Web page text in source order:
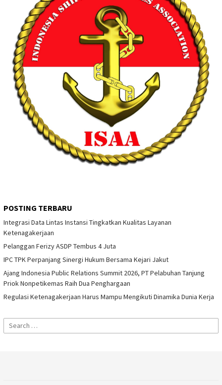
POSTING TERBARU
Integrasi Data Lintas Instansi Tingkatkan Kualitas Layanan
Ketenagakerjaan
Pelanggan Ferizy ASDP Tembus 4 Juta
IPC TPK Perpanjang Sinergi Hukum Bersama Kejari Jakut
Ajang Indonesia Public Relations Summit 2026, PT Pelabuhan Tanjung
Priok Nonpetikemas Raih Dua Penghargaan
Regulasi Ketenagakerjaan Harus Mampu Mengikuti Dinamika Dunia Kerja
Search
for: